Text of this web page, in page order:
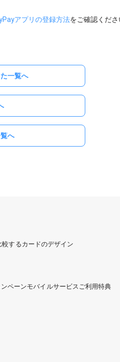
アプリの登録方法をご確認くださ
一覧へ
へ
較するカードのデザイン
ペーンモバイルサービスご利用特典